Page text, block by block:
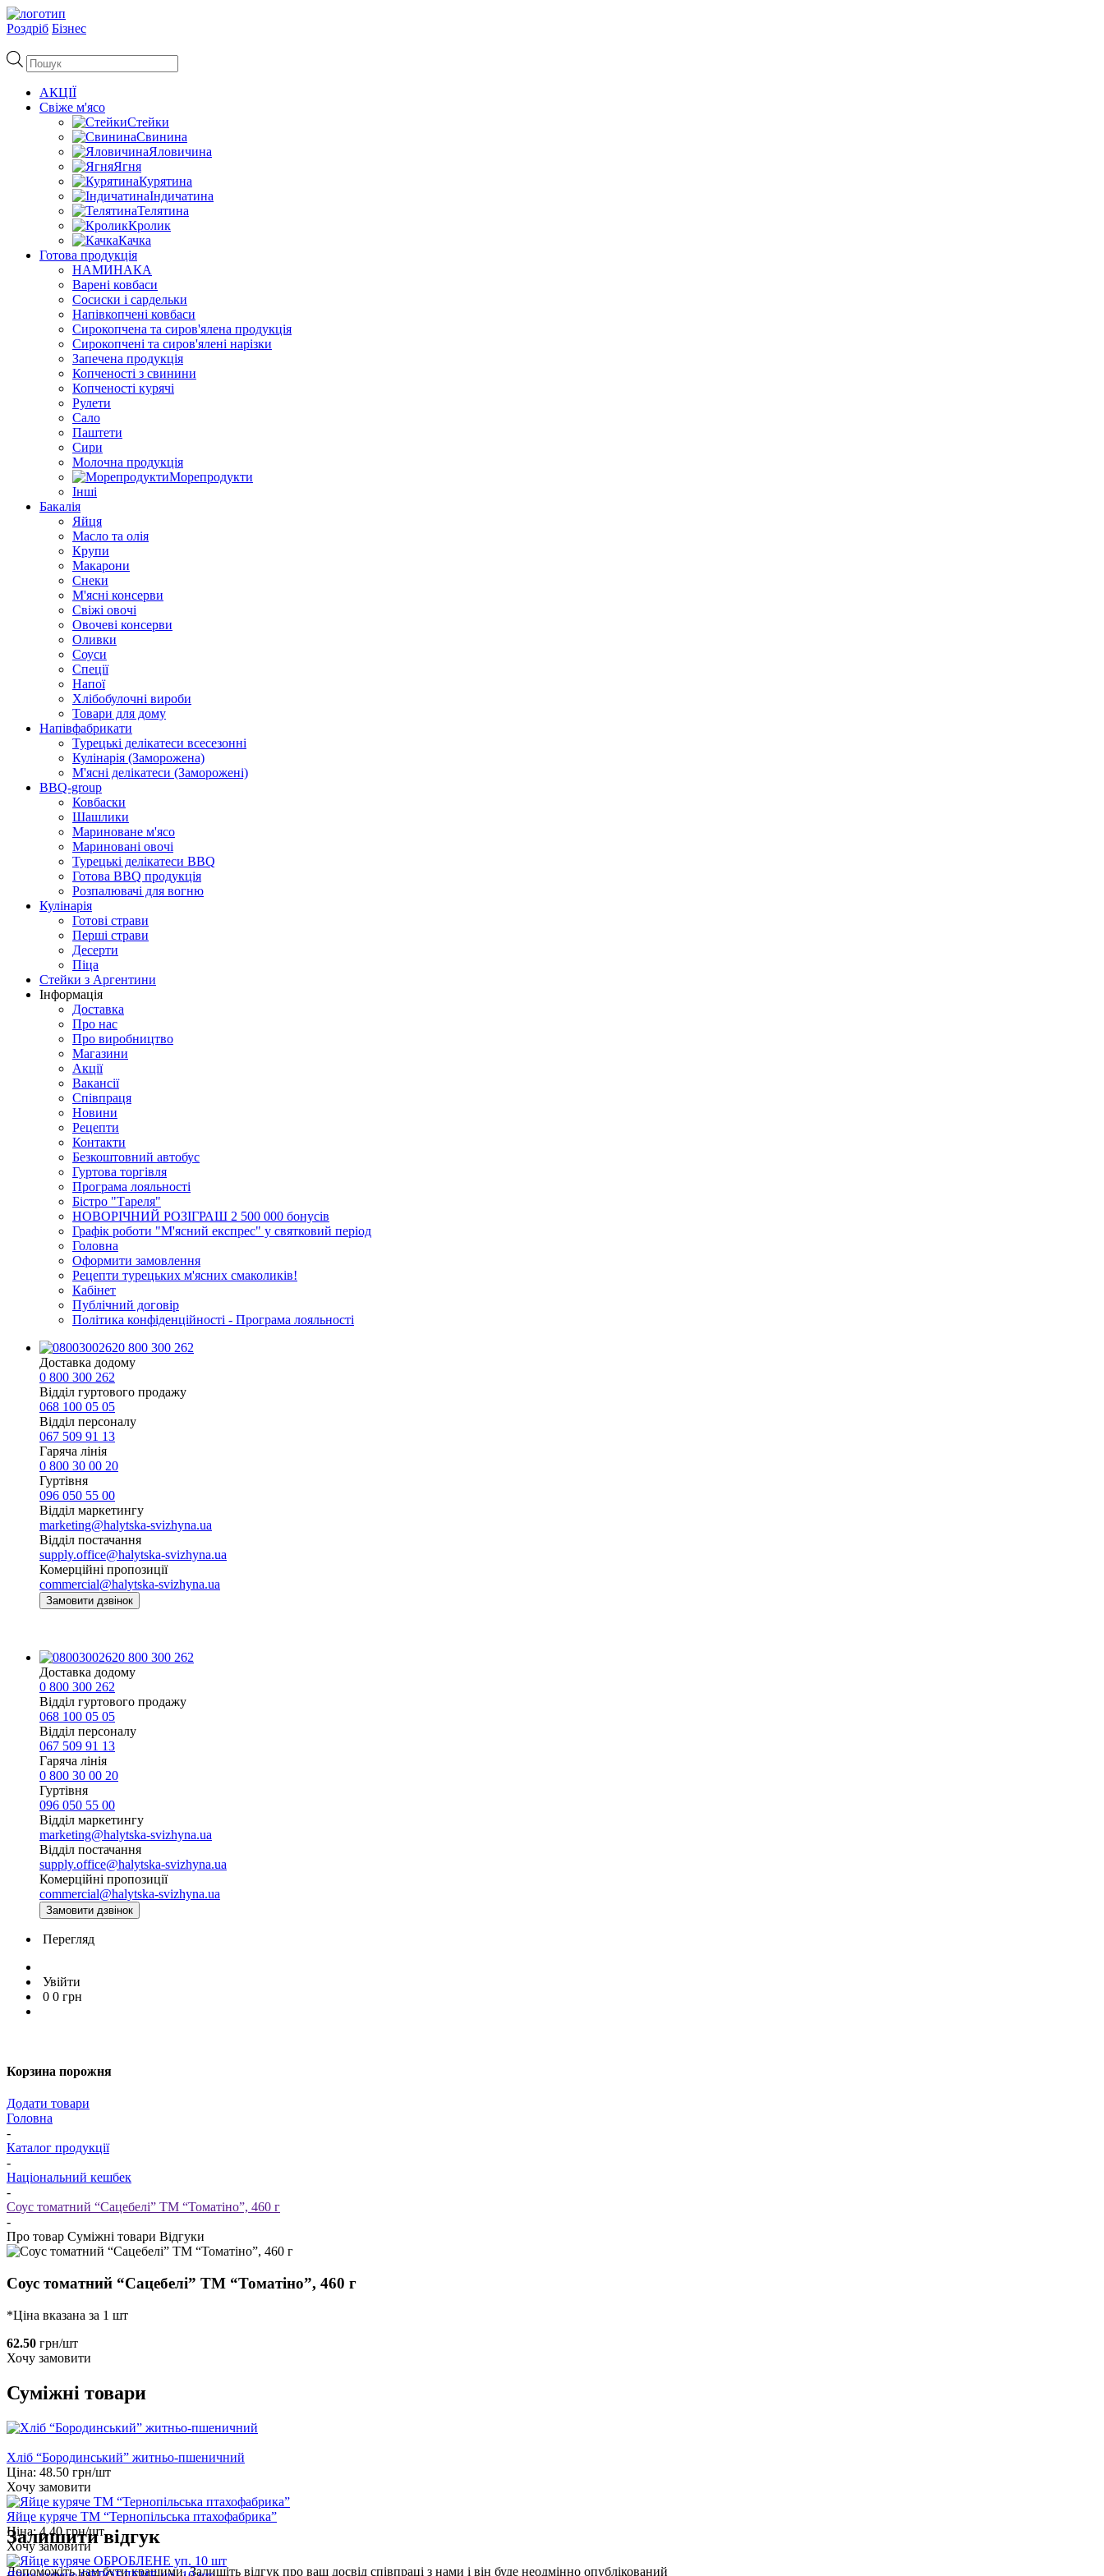
Роздріб Бізнес
Пошук
товарів
АКЦІЇ
Свіже м'ясо
Стейки
Свинина
Яловичина
Ягня
Курятина
Індичатина
Телятина
Кролик
Качка
Готова продукція
НАМИНАКА
Варені ковбаси
Сосиски і сардельки
Напівкопчені ковбаси
Сирокопчена та сиров'ялена продукція
Сирокопчені та сиров'ялені нарізки
Запечена продукція
Копченості з свинини
Копченості курячі
Рулети
Сало
Паштети
Сири
Молочна продукція
Морепродукти
Інші
Бакалія
Яйця
Масло та олія
Крупи
Макарони
Снеки
М'ясні консерви
Свіжі овочі
Овочеві консерви
Оливки
Соуси
Спеції
Напої
Хлібобулочні вироби
Товари для дому
Напівфабрикати
Турецькі делікатеси всесезонні
Кулінарія (Заморожена)
М'ясні делікатеси (Заморожені)
BBQ-group
Ковбаски
Шашлики
Мариноване м'ясо
Мариновані овочі
Турецькі делікатеси BBQ
Готова BBQ продукція
Розпалювачі для вогню
Кулінарія
Готові страви
Перші страви
Десерти
Піца
Стейки з Аргентини
Інформація
Доставка
Про нас
Про виробництво
Магазини
Акції
Вакансії
Співпраця
Новини
Рецепти
Контакти
Безкоштовний автобус
Гуртова торгівля
Програма лояльності
Бістро "Тареля"
НОВОРІЧНИЙ РОЗІГРАШ 2 500 000 бонусів
Графік роботи "М'ясний експрес" у святковий період
Головна
Оформити замовлення
Рецепти турецьких м'ясних смаколиків!
Кабінет
Публічний договір
Політика конфіденційності - Програма лояльності
0 800 300 262
Доставка додому
0 800 300 262
Відділ гуртового продажу
068 100 05 05​
Відділ персоналу
067 509 91 13
Гаряча лінія
0 800 30 00 20
Гуртівня
096 050 55 00
Відділ маркетингу
marketing@halytska-svizhyna.ua
Відділ постачання
supply.office@halytska-svizhyna.ua
Комерційні пропозиції
commercial@halytska-svizhyna.ua
Замовити дзвінок
0 800 300 262
Доставка додому
0 800 300 262
Відділ гуртового продажу
068 100 05 05​
Відділ персоналу
067 509 91 13
Гаряча лінія
0 800 30 00 20
Гуртівня
096 050 55 00
Відділ маркетингу
marketing@halytska-svizhyna.ua
Відділ постачання
supply.office@halytska-svizhyna.ua
Комерційні пропозиції
commercial@halytska-svizhyna.ua
Замовити дзвінок
Перегляд
Увійти
0 0 грн
Корзина порожня
Додати товари
Головна
-
Каталог продукції
-
Національний кешбек
-
Соус томатний “Сацебелі” ТМ “Томатіно”, 460 г
-
Про товар Суміжні товари Відгуки
Соус томатний “Сацебелі” ТМ “Томатіно”, 460 г
*Ціна вказана за 1 шт
62.50 грн/шт
Хочу замовити
Суміжні товари
Хліб “Бородинський” житньо-пшеничний
Ціна: 48.50 грн/шт
Хочу замовити
Яйце куряче ТМ “Тернопільська птахофабрика”
Ціна:4.40 грн/шт
Хочу замовити
Залишити відгук
Допоможіть нам бути кращими. Залишіть відгук про ваш досвід співпраці з нами і він буде неодмінно опублікований